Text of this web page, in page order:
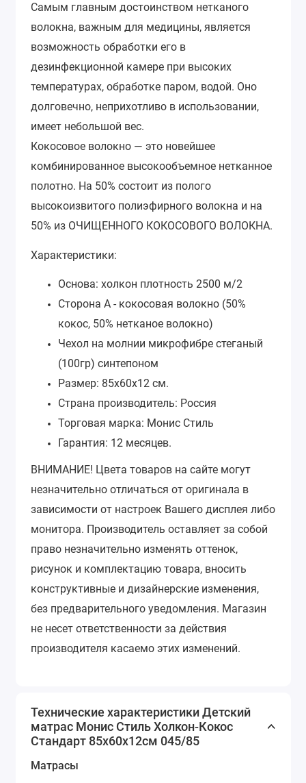
Самым главным достоинством нетканого
волокна, важным для медицины, является
возможность обработки его в
дезинфекционной камере при высоких
температурах, обработке паром, водой. Оно
долговечно, неприхотливо в использовании,
имеет небольшой вес.
Кокосовое волокно — это новейшее
комбинированное высокообъемное нетканное
полотно. На 50% состоит из полого
высокоизвитого полиэфирного волокна и на
50% из ОЧИЩЕННОГО КОКОСОВОГО ВОЛОКНА.
Характеристики:
Основа: холкон плотность 2500 м/2
Сторона А - кокосовая волокно (50%
кокос, 50% нетканое волокно)
Чехол на молнии микрофибре стеганый
(100гр) синтепоном
Размер: 85х60х12 см.
Страна производитель: Россия
Торговая марка: Монис Стиль
Гарантия: 12 месяцев.
ВНИМАНИЕ! Цвета товаров на сайте могут
незначительно отличаться от оригинала в
зависимости от настроек Вашего дисплея либо
монитора. Производитель оставляет за собой
право незначительно изменять оттенок,
рисунок и комплектацию товара, вносить
конструктивные и дизайнерские изменения,
без предварительного уведомления. Магазин
не несет ответственности за действия
производителя касаемо этих изменений.
Технические характеристики Детский
матрас Монис Стиль Холкон-Кокос
Стандарт 85х60х12см 045/85
Матрасы